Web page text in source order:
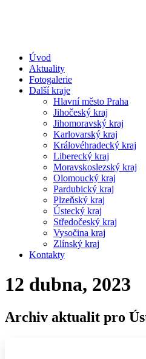
Úvod
Aktuality
Fotogalerie
Další kraje
Hlavní město Praha
Jihočeský kraj
Jihomoravský kraj
Karlovarský kraj
Královéhradecký kraj
Liberecký kraj
Moravskoslezský kraj
Olomoucký kraj
Pardubický kraj
Plzeňský kraj
Ústecký kraj
Středočeský kraj
Vysočina kraj
Zlínský kraj
Kontakty
12 dubna, 2023
Archiv aktualit pro